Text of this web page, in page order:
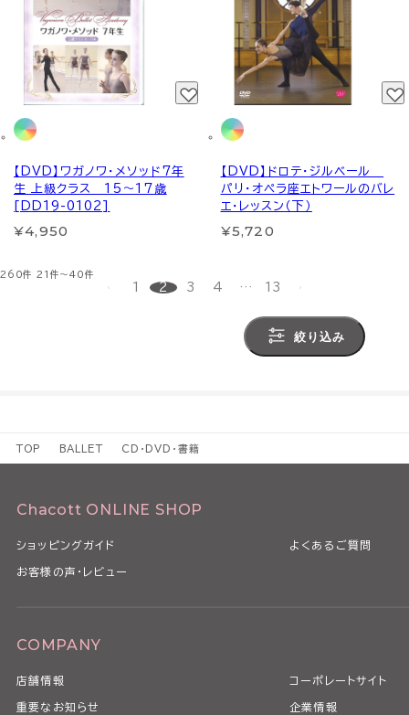
【DVD】ワガノワ・メソッド7年
生 上級クラス 15～17歳
[DD19-0102]
¥4,950
【DVD】ドロテ・ジルベール
パリ・オペラ座エトワールのバレ
エ・レッスン（下）
¥5,720
260件 21件～40件
1 2 3 4 … 13
絞り込み
TOP BALLET CD・DVD・書籍
Chacott ONLINE SHOP
ショッピングガイド よくあるご質問
お客様の声・レビュー
COMPANY
店舗情報 コーポレートサイト
重要なお知らせ 企業情報